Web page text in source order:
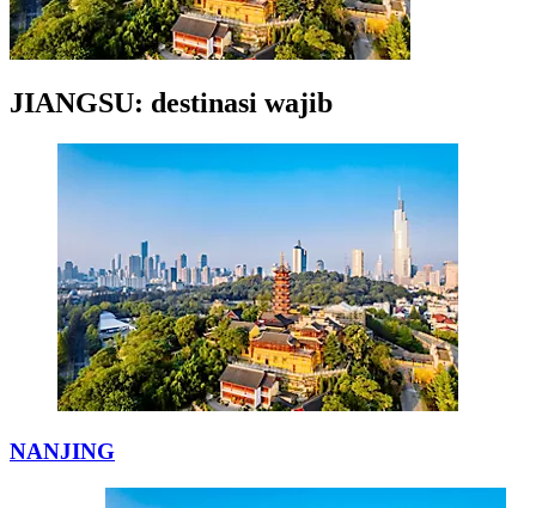
JIANGSU: destinasi wajib
NANJING